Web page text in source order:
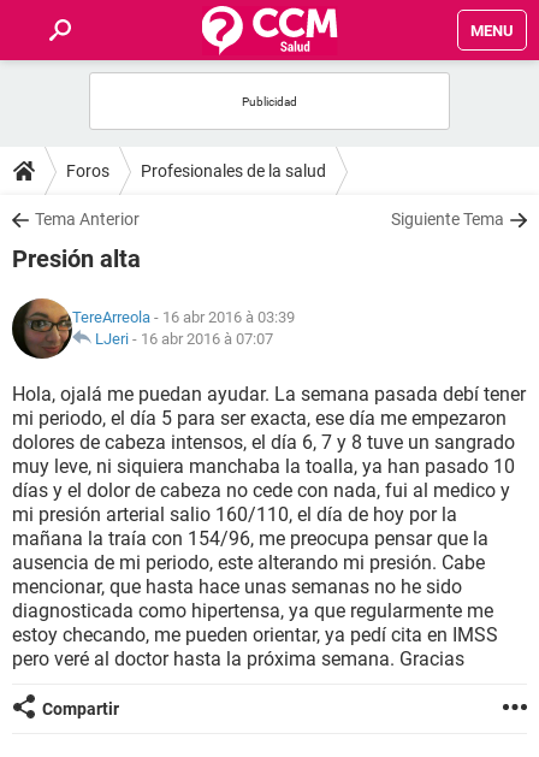
MENU
FORUMS
SALUD
NUTRICIÓN
BIENESTAR
SEXUALIDAD
GLOSARIO
Foros Profesionales de la salud
Tema Anterior Siguiente Tema
Presión alta
TereArreola - 16 abr 2016 à 03:39
LJeri - 16 abr 2016 à 07:07
Hola, ojalá me puedan ayudar. La semana pasada debí tener
mi periodo, el día 5 para ser exacta, ese día me empezaron
dolores de cabeza intensos, el día 6, 7 y 8 tuve un sangrado
muy leve, ni siquiera manchaba la toalla, ya han pasado 10
días y el dolor de cabeza no cede con nada, fui al medico y
mi presión arterial salio 160/110, el día de hoy por la
mañana la traía con 154/96, me preocupa pensar que la
ausencia de mi periodo, este alterando mi presión. Cabe
mencionar, que hasta hace unas semanas no he sido
diagnosticada como hipertensa, ya que regularmente me
estoy checando, me pueden orientar, ya pedí cita en IMSS
pero veré al doctor hasta la próxima semana. Gracias
Compartir